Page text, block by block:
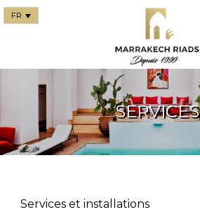
FR
SERVICES
Services et installations